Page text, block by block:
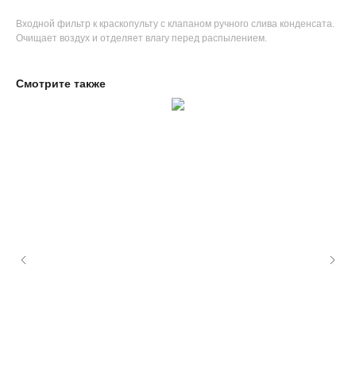
Входной фильтр к краскопульту с клапаном ручного слива конденсата.
Очищает воздух и отделяет влагу перед распылением.
Смотрите также